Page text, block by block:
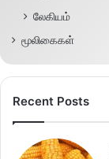
லேகியம்
மூலிகைகள்
Recent Posts